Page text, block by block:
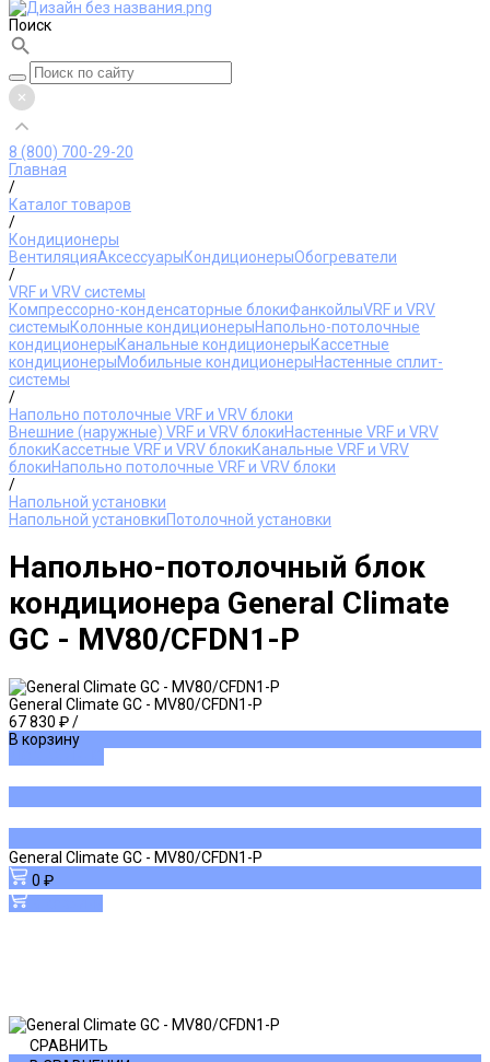
Поиск
8 (800) 700-29-20
Главная
/
Каталог товаров
/
Кондиционеры
ВентиляцияАксессуарыКондиционерыОбогреватели
/
VRF и VRV системы
Компрессорно-конденсаторные блокиФанкойлыVRF и VRV
системыКолонные кондиционерыНапольно-потолочные
кондиционерыКанальные кондиционерыКассетные
кондиционерыМобильные кондиционерыНастенные сплит-
системы
/
Напольно потолочные VRF и VRV блоки
Внешние (наружные) VRF и VRV блокиНастенные VRF и VRV
блокиКассетные VRF и VRV блокиКанальные VRF и VRV
блокиНапольно потолочные VRF и VRV блоки
/
Напольной установки
Напольной установкиПотолочной установки
Напольно-потолочный блок
кондиционера General Climate
GC - MV80/CFDN1-P
General Climate GC - MV80/CFDN1-P
67 830 ₽/
В корзину
General Climate GC - MV80/CFDN1-P
0 ₽
СРАВНИТЬ